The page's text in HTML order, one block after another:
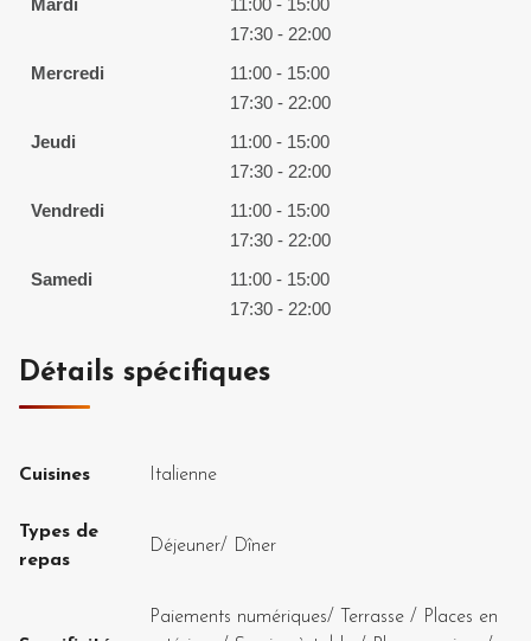
Mardi
11:00 - 15:00
17:30 - 22:00
Mercredi
11:00 - 15:00
17:30 - 22:00
Jeudi
11:00 - 15:00
17:30 - 22:00
Vendredi
11:00 - 15:00
17:30 - 22:00
Samedi
11:00 - 15:00
17:30 - 22:00
Détails spécifiques
Cuisines Italienne
Types de
repas
Déjeuner/ Dîner
Paiements numériques/
Terrasse / Places en